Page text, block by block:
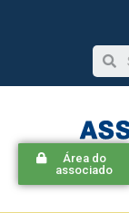
Área do
associado